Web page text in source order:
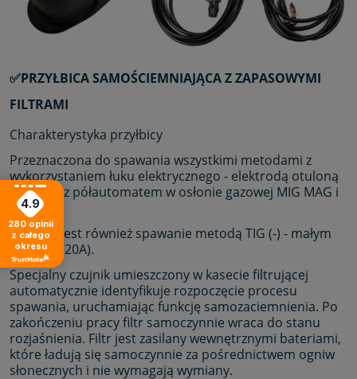
✅PRZYŁBICA SAMOŚCIEMNIAJĄCA Z ZAPASOWYMI
FILTRAMI
Charakterystyka przyłbicy
Przeznaczona do spawania wszystkimi metodami z
wykorzystaniem łuku elektrycznego - elektrodą otuloną
MMA oraz półautomatem w osłonie gazowej MIG MAG i
TIG.
Możliwe jest również spawanie metodą TIG (-) - małym
prądem (20A).
Specjalny czujnik umieszczony w kasecie filtrującej
automatycznie identyfikuje rozpoczęcie procesu
spawania, uruchamiając funkcję samozaciemnienia. Po
zakończeniu pracy filtr samoczynnie wraca do stanu
rozjaśnienia. Filtr jest zasilany wewnętrznymi bateriami,
które ładują się samoczynnie za pośrednictwem ogniw
słonecznych i nie wymagają wymiany.
4.9
280 opinii
z całego
okresu